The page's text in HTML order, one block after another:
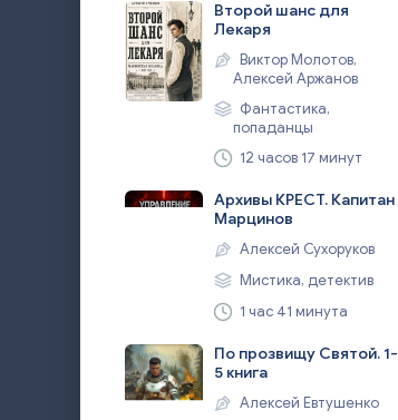
Второй шанс для
Лекаря
Виктор Молотов,
Алексей Аржанов
Фантастика,
попаданцы
12 часов 17 минут
Архивы КРЕСТ. Капитан
Марцинов
Алексей Сухоруков
Мистика, детектив
1 час 41 минута
По прозвищу Святой. 1-
5 книга
Алексей Евтушенко